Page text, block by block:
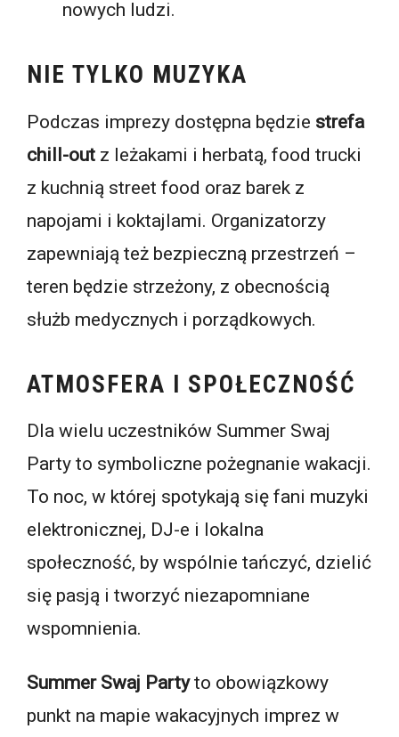
nowych ludzi.
NIE TYLKO MUZYKA
Podczas imprezy dostępna będzie strefa
chill-out z leżakami i herbatą, food trucki
z kuchnią street food oraz barek z
napojami i koktajlami. Organizatorzy
zapewniają też bezpieczną przestrzeń –
teren będzie strzeżony, z obecnością
służb medycznych i porządkowych.
ATMOSFERA I SPOŁECZNOŚĆ
Dla wielu uczestników Summer Swaj
Party to symboliczne pożegnanie wakacji.
To noc, w której spotykają się fani muzyki
elektronicznej, DJ-e i lokalna
społeczność, by wspólnie tańczyć, dzielić
się pasją i tworzyć niezapomniane
wspomnienia.
Summer Swaj Partyto obowiązkowy
punkt na mapie wakacyjnych imprez w